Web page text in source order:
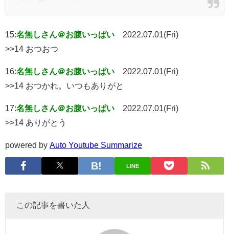
15:名無しさん＠お腹いっぱい
2022.07.01(Fri)
>>14 おつおつ
16:名無しさん＠お腹いっぱい
2022.07.01(Fri)
>>14 おつかれ。いつもありがと
17:名無しさん＠お腹いっぱい
2022.07.01(Fri)
>>14 ありがとう
powered by Auto Youtube Summarize
LINE
この記事を書いた人